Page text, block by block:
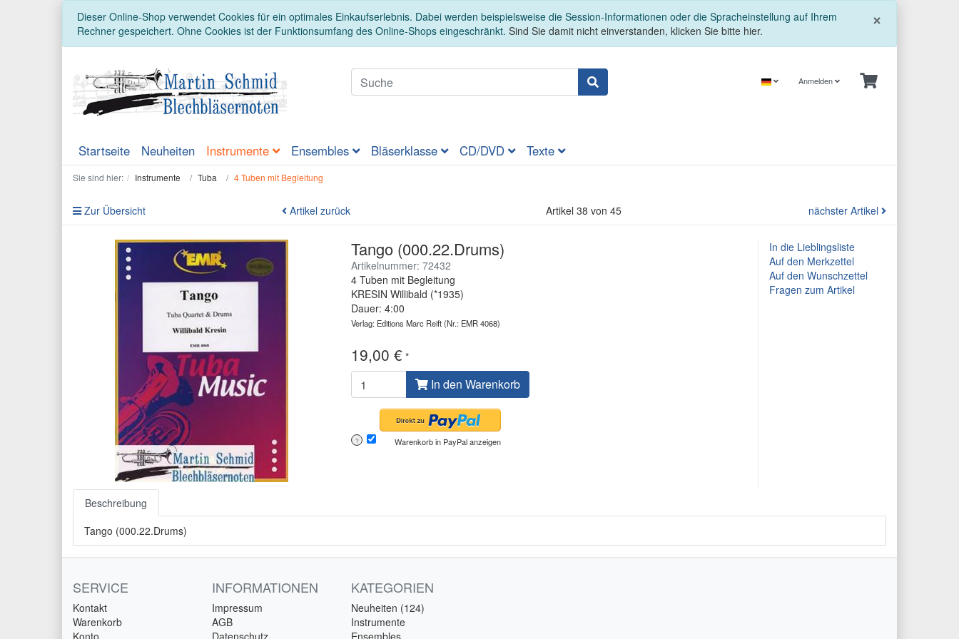
×
Dieser Online-Shop verwendet Cookies für ein optimales Einkaufserlebnis. Dabei werden beispielsweise die Session-Informationen oder die Spracheinstellung auf Ihrem
Rechner gespeichert. Ohne Cookies ist der Funktionsumfang des Online-Shops eingeschränkt. Sind Sie damit nicht einverstanden, klicken Sie bitte hier.
Anmelden
Startseite Neuheiten Instrumente Ensembles Bläserklasse CD/DVD Texte
Sie sind hier: Instrumente Tuba 4 Tuben mit Begleitung
Zur Übersicht Artikel zurück Artikel 38 von 45 nächster Artikel
Tango (000.22.Drums)
Artikelnummer: 72432
4 Tuben mit Begleitung
KRESIN Willibald (*1935)
Dauer: 4:00
Verlag: Editions Marc Reift(Nr.: EMR 4068)
19,00 € *
In den Warenkorb
? Warenkorb in PayPal anzeigen
In die Lieblingsliste
Auf den Merkzettel
Auf den Wunschzettel
Fragen zum Artikel
Beschreibung
Tango (000.22.Drums)
SERVICE
Kontakt
Warenkorb
INFORMATIONEN
Impressum
AGB
KATEGORIEN
Neuheiten (124)
Instrumente